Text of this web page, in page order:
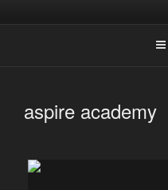
au
Photographic Artwork
aspire academy